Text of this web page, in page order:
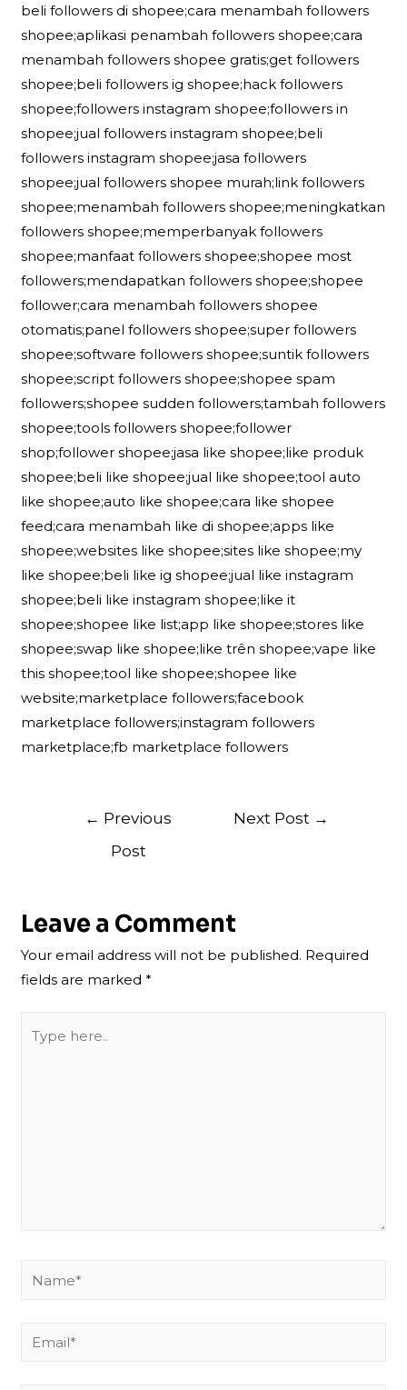
beli followers di shopee;cara menambah followers
shopee;aplikasi penambah followers shopee;cara
menambah followers shopee gratis;get followers
shopee;beli followers ig shopee;hack followers
shopee;followers instagram shopee;followers in
shopee;jual followers instagram shopee;beli
followers instagram shopee;jasa followers
shopee;jual followers shopee murah;link followers
shopee;menambah followers shopee;meningkatkan
followers shopee;memperbanyak followers
shopee;manfaat followers shopee;shopee most
followers;mendapatkan followers shopee;shopee
follower;cara menambah followers shopee
otomatis;panel followers shopee;super followers
shopee;software followers shopee;suntik followers
shopee;script followers shopee;shopee spam
followers;shopee sudden followers;tambah followers
shopee;tools followers shopee;follower
shop;follower shopee;jasa like shopee;like produk
shopee;beli like shopee;jual like shopee;tool auto
like shopee;auto like shopee;cara like shopee
feed;cara menambah like di shopee;apps like
shopee;websites like shopee;sites like shopee;my
like shopee;beli like ig shopee;jual like instagram
shopee;beli like instagram shopee;like it
shopee;shopee like list;app like shopee;stores like
shopee;swap like shopee;like trên shopee;vape like
this shopee;tool like shopee;shopee like
website;marketplace followers;facebook
marketplace followers;instagram followers
marketplace;fb marketplace followers
Post
navigation
← Previous
Post
Next Post →
Leave a Comment
Your email address will not be published. Required
fields are marked*
here..
Name*
Email*